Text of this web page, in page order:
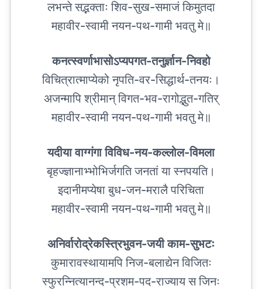
लभन्ते सद्भक्ताः शिव-सुख-समाजं किमुतदा
महावीर-स्वामी नयन-पथ-गामी भवतु मे॥
कनत्स्वर्णाभासोऽप्यपगत-तनुर्ज्ञान-निवहो
विचित्रात्माप्येको नृपति-वर-सिद्धार्थ-तनयः।
अजन्मापि श्रीमान् विगत-भव-रागोद्भुत-गतिर्
महावीर-स्वामी नयन-पथ-गामी भवतु मे॥
यदीया वाग्गंगा विविध-नय-कल्लोल-विमला
बृहज्ज्ञानाभ्भोभिर्जगति जनतां या स्नपयति।
इदानीमप्येषा बुध-जन-मरालै परिचिता
महावीर-स्वामी नयन-पथ-गामी भवतु मे॥
अनिर्वारोद्रेकस्त्रिभुवन-जयी काम-सुभटः
कुमारावस्थायामपि निज-बलाद्येन विजितः
स्फुरन्नित्यानन्द-प्रशम-पद-राज्याय स जिनः